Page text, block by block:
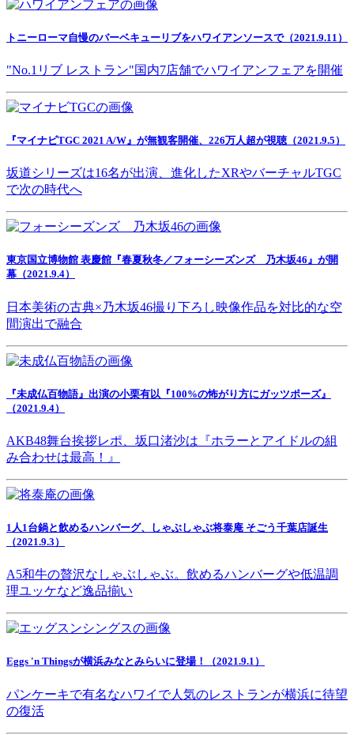
トニーローマ自慢のバーベキューリブをハワイアンソースで（2021.9.11）
"No.1リブ レストラン"国内7店舗でハワイアンフェアを開催
『マイナビTGC 2021 A/W』が無観客開催、226万人超が視聴（2021.9.5）
坂道シリーズは16名が出演、進化したXRやバーチャルTGC
で次の時代へ
東京国立博物館 表慶館『春夏秋冬／フォーシーズンズ 乃木坂46』が開
幕（2021.9.4）
日本美術の古典×乃木坂46撮り下ろし映像作品を対比的な空
間演出で融合
『未成仏百物語』出演の小栗有以『100%の怖がり方にガッツポーズ』
（2021.9.4）
AKB48舞台挨拶レポ、坂口渚沙は『ホラーとアイドルの組
み合わせは最高！』
1人1台鍋と飲めるハンバーグ、しゃぶしゃぶ将泰庵 そごう千葉店誕生
（2021.9.3）
A5和牛の贅沢なしゃぶしゃぶ。飲めるハンバーグや低温調
理ユッケなど逸品揃い
Eggs 'n Thingsが横浜みなとみらいに登場！（2021.9.1）
パンケーキで有名なハワイで人気のレストランが横浜に待望
の復活